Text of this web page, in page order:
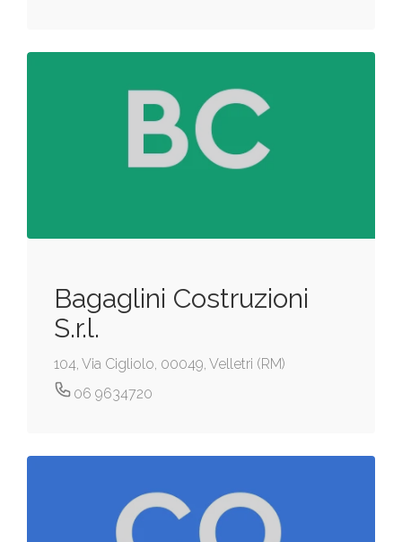
Bagaglini Costruzioni
S.r.l.
104, Via Cigliolo, 00049, Velletri (RM)
06 9634720